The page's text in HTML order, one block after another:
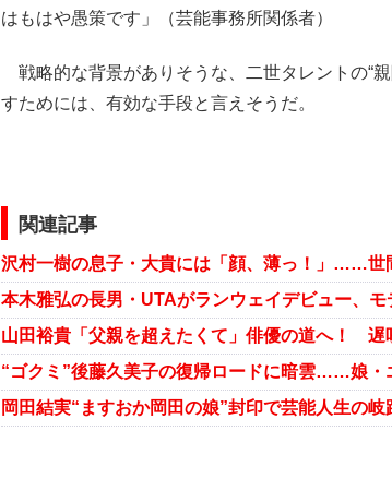
はもはや愚策です」（芸能事務所関係者）
戦略的な背景がありそうな、二世タレントの“
すためには、有効な手段と言えそうだ。
関連記事
沢村一樹の息子・大貴には「顔、薄っ！」……世